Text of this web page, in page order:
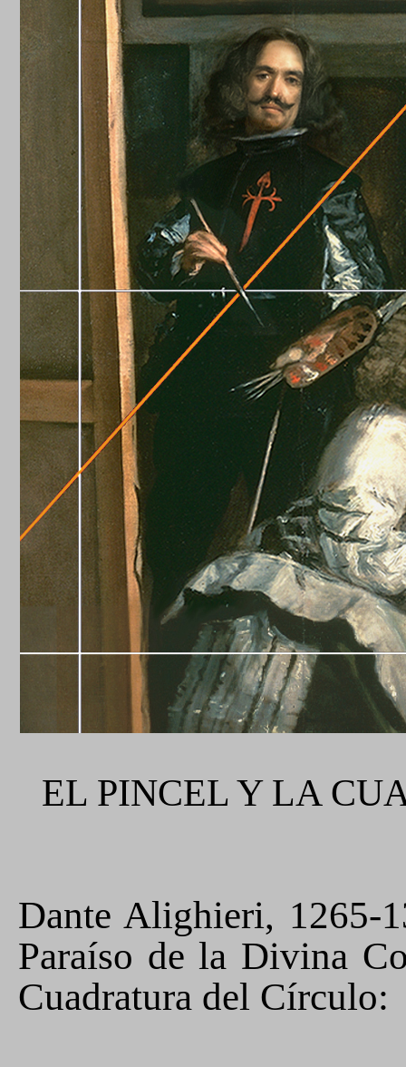
EL PINCEL Y LA
Dante Alighieri, 1265-
Paraíso de la Divina
Cuadratura del Círculo: